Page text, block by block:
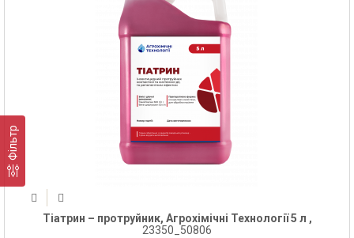
Фільтр
Тіатрин – протруйник, Агрохімічні Технології 5 л ,
23350_50806